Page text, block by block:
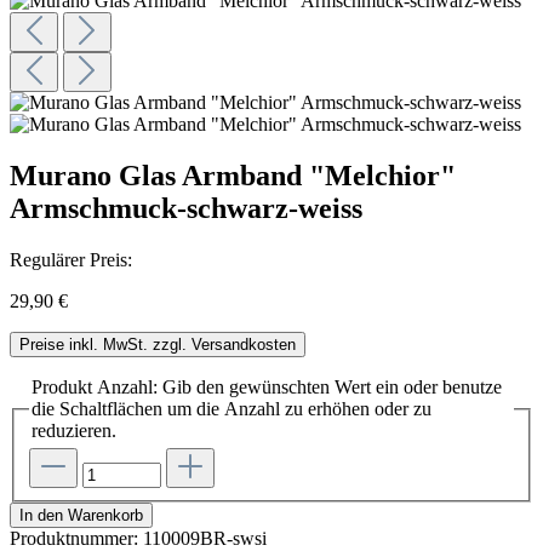
Murano Glas Armband "Melchior"
Armschmuck-schwarz-weiss
Regulärer Preis:
29,90 €
Preise inkl. MwSt. zzgl. Versandkosten
Produkt Anzahl: Gib den gewünschten Wert ein oder benutze
die Schaltflächen um die Anzahl zu erhöhen oder zu
reduzieren.
In den Warenkorb
Produktnummer: 110009BR-swsi